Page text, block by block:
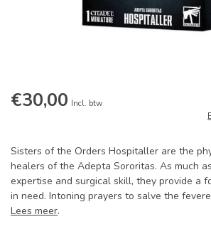
€30,00 Incl. btw
Sisters of the Orders Hospitaller are the
healers of the Adepta Sororitas. As much
expertise and surgical skill, they provide a
in need. Intoning prayers to salve the
Lees meer.